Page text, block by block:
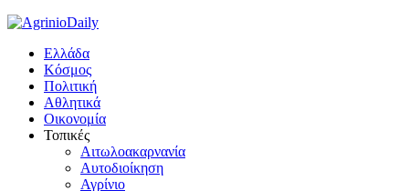
Ελλάδα
Κόσμος
Πολιτική
Αθλητικά
Οικονομία
Τοπικές
Αιτωλοακαρνανία
Αυτοδιοίκηση
Αγρίνιο